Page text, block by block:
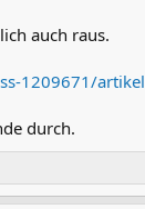
auch raus.
1209671/artikel
durch.